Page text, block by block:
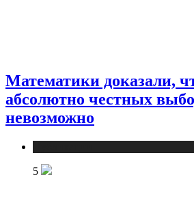
Математики доказали,
абсолютно честных
невозможно
5